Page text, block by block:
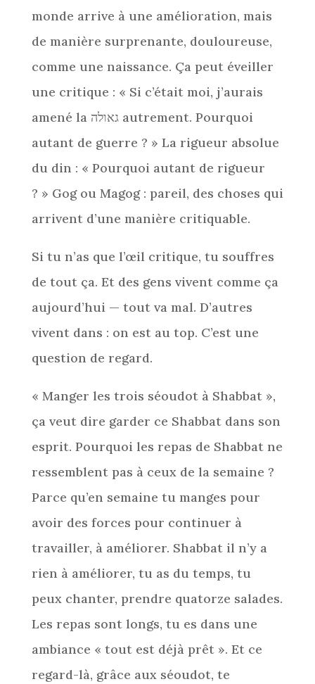
monde arrive à une amélioration, mais
de manière surprenante, douloureuse,
comme une naissance. Ça peut éveiller
une critique : « Si c’était moi, j’aurais
amené la גאולה autrement. Pourquoi
autant de guerre ? » La rigueur absolue
du din : « Pourquoi autant de rigueur
? » Gog ou Magog : pareil, des choses qui
arrivent d’une manière critiquable.
Si tu n’as que l’œil critique, tu souffres
de tout ça. Et des gens vivent comme ça
aujourd’hui — tout va mal. D’autres
vivent dans : on est au top. C’est une
question de regard.
« Manger les trois séoudot à Shabbat »,
ça veut dire garder ce Shabbat dans son
esprit. Pourquoi les repas de Shabbat ne
ressemblent pas à ceux de la semaine ?
Parce qu’en semaine tu manges pour
avoir des forces pour continuer à
travailler, à améliorer. Shabbat il n’y a
rien à améliorer, tu as du temps, tu
peux chanter, prendre quatorze salades.
Les repas sont longs, tu es dans une
ambiance « tout est déjà prêt ». Et ce
regard-là, grâce aux séoudot, te